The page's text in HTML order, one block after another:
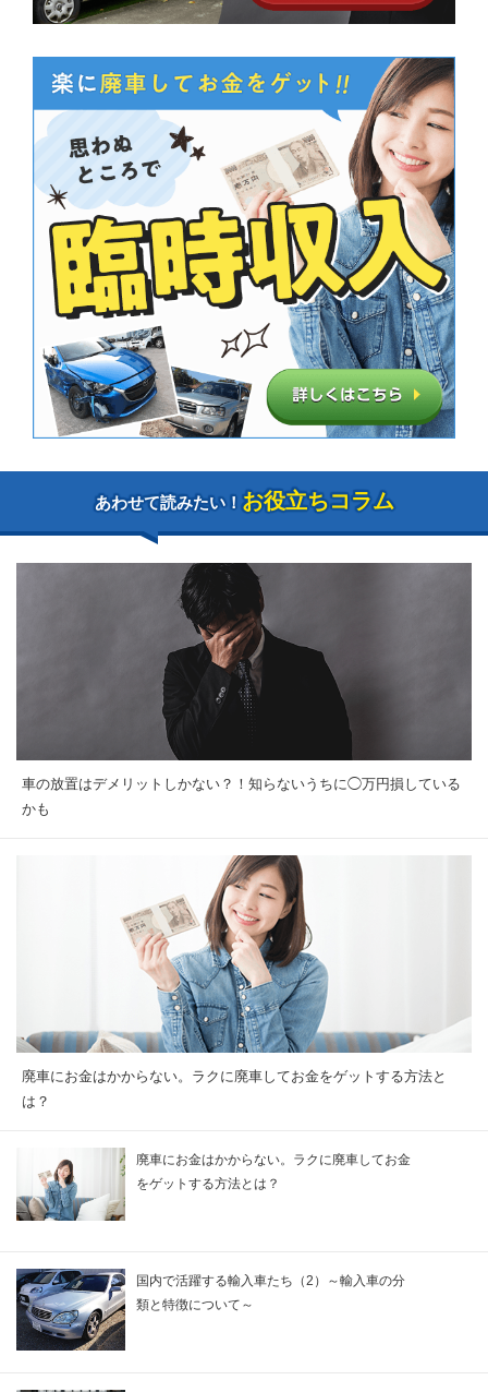
あわせて読みたい！ お役立ちコラム
車の放置はデメリットしかない？！知らないうちに◯万円損している
かも
廃車にお金はかからない。ラクに廃車してお金をゲットする方法と
は？
廃車にお金はかからない。ラクに廃車してお金
をゲットする方法とは？
国内で活躍する輸入車たち（2）～輸入車の分
類と特徴について～